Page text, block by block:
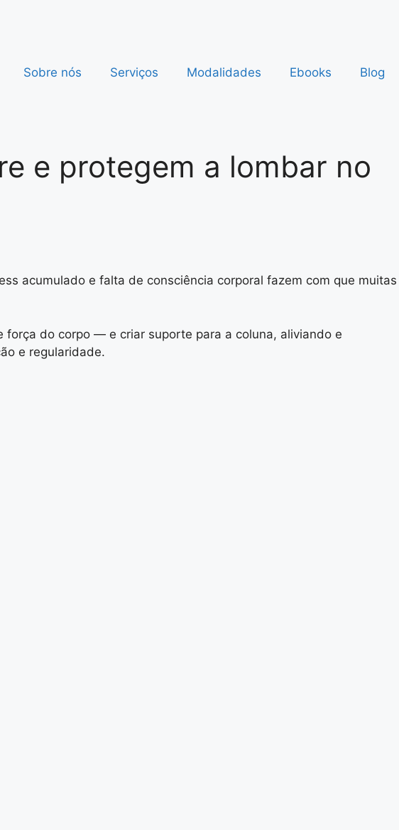
Sobre nós Serviços Modalidades Ebooks Blog
e protegem a lombar no
acumulado e falta de consciência corporal fazem com que muitas
do corpo — e criar suporte para a coluna, aliviando e
e regularidade.